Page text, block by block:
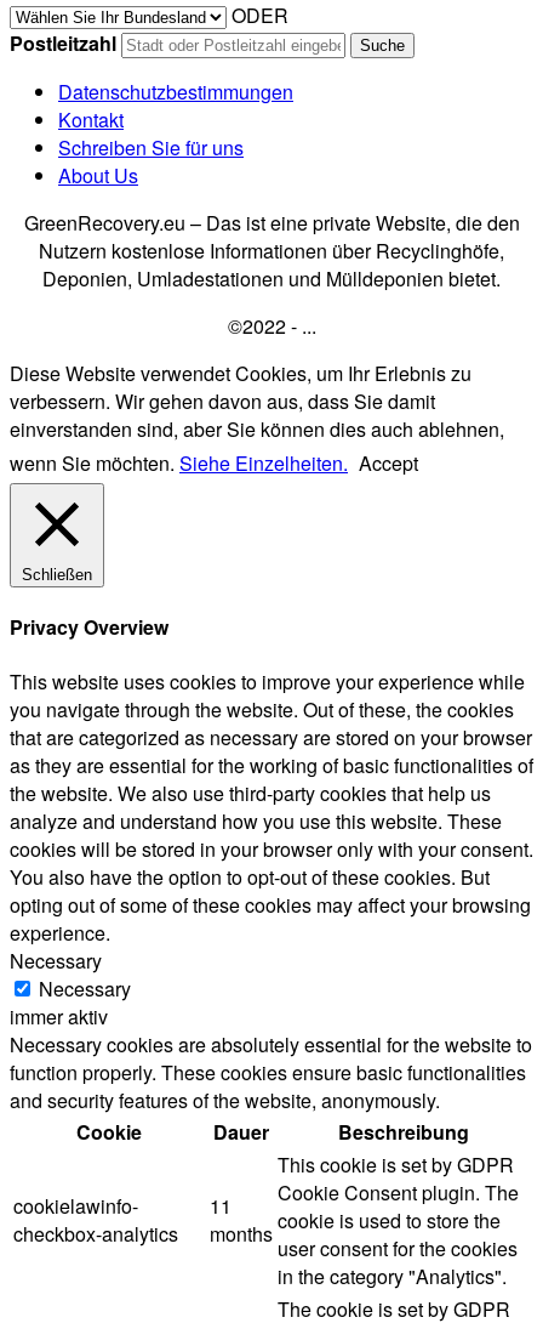
ODER
Postleitzahl
Datenschutzbestimmungen
Kontakt
Schreiben Sie für uns
About Us
GreenRecovery.eu – Das ist eine private Website, die den
Nutzern kostenlose Informationen über Recyclinghöfe,
Deponien, Umladestationen und Mülldeponien bietet.
©2022 - ...
Diese Website verwendet Cookies, um Ihr Erlebnis zu
verbessern. Wir gehen davon aus, dass Sie damit
einverstanden sind, aber Sie können dies auch ablehnen,
wenn Sie möchten. Siehe Einzelheiten. Accept
Schließen
Privacy Overview
This website uses cookies to improve your experience while
you navigate through the website. Out of these, the cookies
that are categorized as necessary are stored on your browser
as they are essential for the working of basic functionalities of
the website. We also use third-party cookies that help us
analyze and understand how you use this website. These
cookies will be stored in your browser only with your consent.
You also have the option to opt-out of these cookies. But
opting out of some of these cookies may affect your browsing
experience.
Necessary
Necessary
immer aktiv
Necessary cookies are absolutely essential for the website to
function properly. These cookies ensure basic functionalities
and security features of the website, anonymously.
Cookie
Dauer Beschreibung
cookielawinfo-
checkbox-analytics
11
months
This cookie is set by GDPR
Cookie Consent plugin. The
cookie is used to store the
user consent for the cookies
in the category "Analytics".
The cookie is set by GDPR